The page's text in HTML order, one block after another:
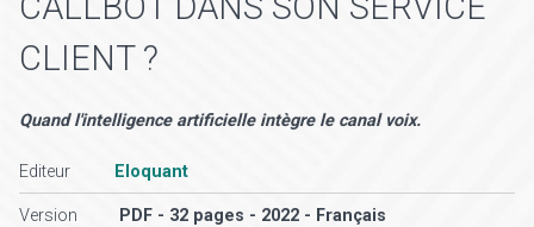
CLIENT ?
Quand l'intelligence artificielle intègre le canal voix.
Editeur Eloquant
Version PDF - 32 pages - 2022 - Français